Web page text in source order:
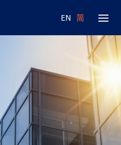
EN 简